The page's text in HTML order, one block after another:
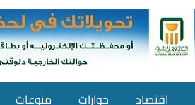
اقتصاد حوارات منوعات